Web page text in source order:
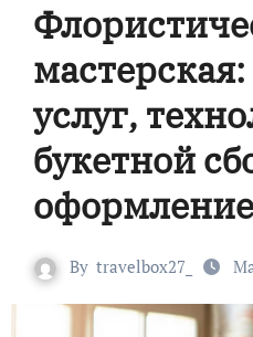
услуг,
букетной
By travelbox27_